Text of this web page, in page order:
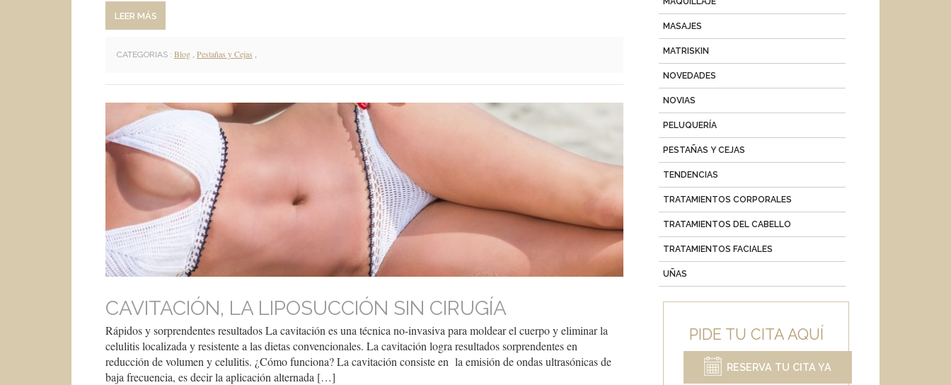
LEER MÁS
CATEGORIAS : Blog, Pestañas y Cejas
CAVITACIÓN, LA LIPOSUCCIÓN SIN CIRUGÍA
Rápidos y sorprendentes resultados La cavitación es una técnica no-invasiva para moldear el cuerpo y eliminar la
celulitis localizada y resistente a las dietas convencionales. La cavitación logra resultados sorprendentes en
reducción de volumen y celulitis. ¿Cómo funciona? La cavitación consiste en la emisión de ondas ultrasónicas de
baja frecuencia, es decir la aplicación alternada […]
MASAJES
MATRISKIN
NOVEDADES
NOVIAS
PELUQUERÍA
PESTAÑAS Y CEJAS
TENDENCIAS
TRATAMIENTOS CORPORALES
TRATAMIENTOS DEL CABELLO
TRATAMIENTOS FACIALES
UÑAS
PIDE TU CITA AQUÍ
RESERVA TU CITA YA